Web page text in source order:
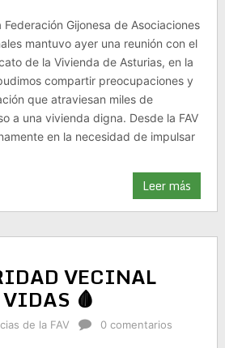
Gijonesa de Asociaciones
mantuvo ayer una reunión con el
de la Vivienda de Asturias, en la
compartir preocupaciones y
que atraviesan miles de
a una vivienda digna. Desde la FAV
en la necesidad de impulsar
Leer más
VECINAL
🩸
de la FAV 0 comentarios